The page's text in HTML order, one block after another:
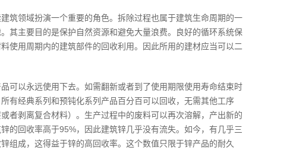
筑领域扮演一个重要的角色。拆除过程也属于建筑生命周期的一
其主要目的是保护自然资源和避免大量浪费。良好的循环系统保
使用周期内的建筑部件的回收利用。因此所用的建材应当可以二
可以永远使用下去。如需翻新或者到了使用期限使用寿命结束时
有经典系列和预钝化系列产品百分百可以回收，无需其他工序
或者剥离复合材料）。生产过程中的废料可以再次溶解，产出新的
的回收率高于95%，因此建筑锌几乎没有流失。如今，有几乎三
组成，这得益于锌的高回收率。这个数值只限于锌产品的耐久